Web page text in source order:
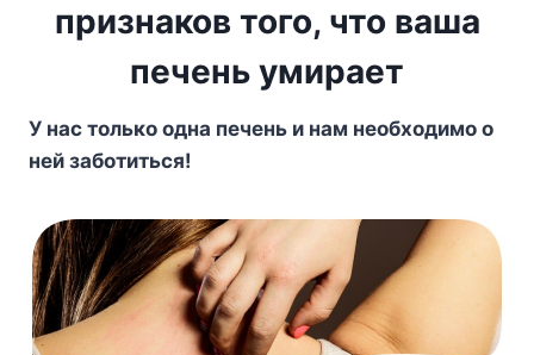
признаков того, что ваша
печень умирает
У нас только одна печень и нам необходимо о
ней заботиться!